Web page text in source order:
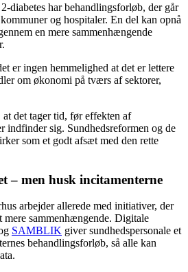
diabetes har behandlingsforløb, der går
og hospitaler. En del kan opnå
en mere sammenhængende
er ingen hemmelighed at det er lettere
om økonomi på tværs af sektorer,
det tager tid, før effekten af
indfinder sig. Sundhedsreformen og de
som et godt afsæt med den rette
– men husk incitamenterne
arbejder allerede med initiativer, der
mere sammenhængende. Digitale
SAMBLIK giver sundhedspersonale et
behandlingsforløb, så alle kan